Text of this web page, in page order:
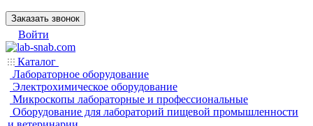
Заказать звонок
Войти
Каталог
Лабораторное оборудование
Электрохимическое оборудование
Микроскопы лабораторные и профессиональные
Оборудование для лабораторий пищевой промышленности